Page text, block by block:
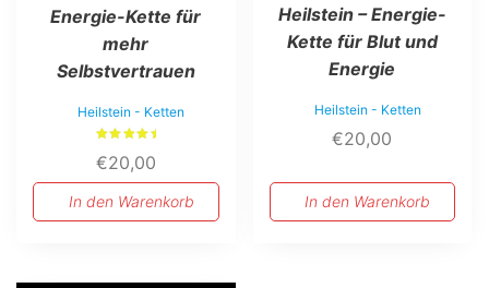
Energie-Kette für
mehr
Selbstvertrauen
Heilstein - Ketten
mit
5.00
von 5
€20,00
In den Warenkorb
Heilstein – Energie-
Kette für Blut und
Energie
Heilstein - Ketten
€20,00
In den Warenkorb